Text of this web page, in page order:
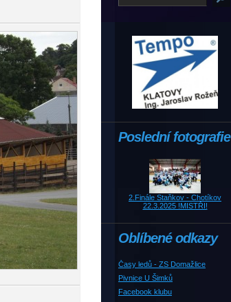
Poslední fotografie
2.Finále Staňkov - Chotíkov
22.3.2025 !MISTŘI!
Oblíbené odkazy
Časy ledů - ZS Domažlice
Pivnice U Šimků
Facebook klubu